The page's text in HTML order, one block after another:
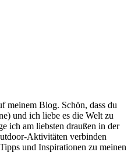
meinem Blog. Schön, dass du
und ich liebe es die Welt zu
ich am liebsten draußen in der
Aktivitäten verbinden
und Inspirationen zu meinen